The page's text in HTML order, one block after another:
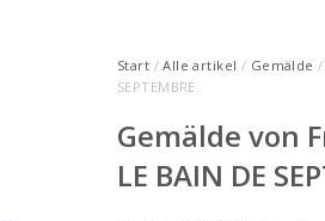
Start /Alle artikel / Gemälde /
SEPTEMBRE.
Gemälde von
LE BAIN DE